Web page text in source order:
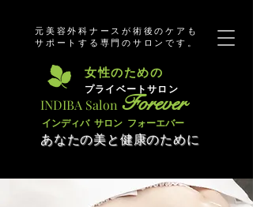
​女性のための
​プライベートサロン
​INDIBA Salon
あなたの美と健康のために
Forever
​インディバ サロン フォーエバー
元美容外科ナースが術後のケアも
サポートする専門のサロンです。